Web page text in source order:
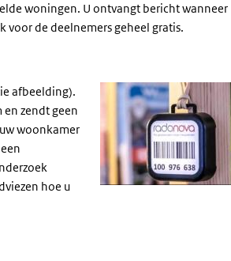
woningen. U ontvangt bericht wanneer
voor de deelnemers geheel gratis.
afbeelding).
en zendt geen
woonkamer
hoe u